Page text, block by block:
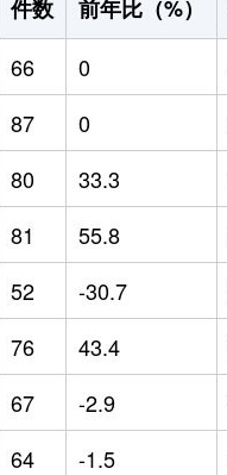
件数 前年比（%）
66 0
87 0
80 33.3
81 55.8
52 -30.7
76 43.4
67 -2.9
64 -1.5